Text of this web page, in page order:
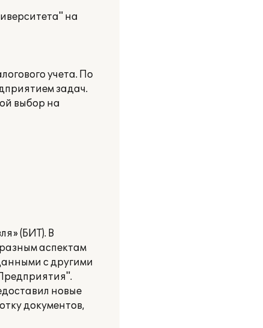
на
учета. По
задач.
выбор на
(БИТ). В
аспектам
с другими
новые
документов,